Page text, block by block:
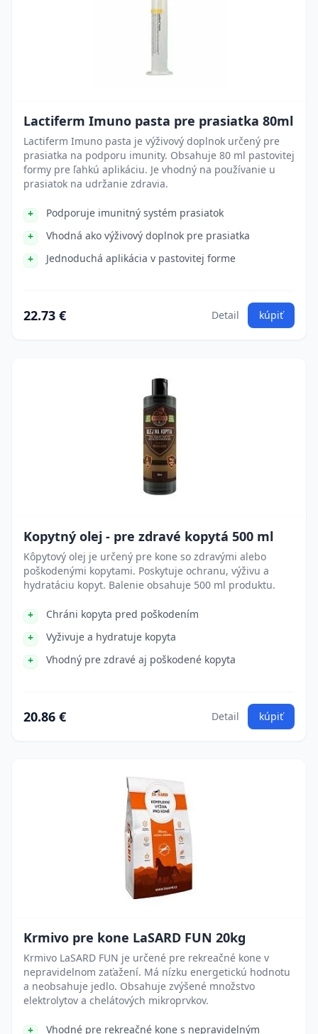
Lactiferm Imuno pasta pre prasiatka 80ml
Lactiferm Imuno pasta je výživový doplnok určený pre
prasiatka na podporu imunity. Obsahuje 80 ml pastovitej
formy pre ľahkú aplikáciu. Je vhodný na používanie u
prasiatok na udržanie zdravia.
Podporuje imunitný systém prasiatok
Vhodná ako výživový doplnok pre prasiatka
Jednoduchá aplikácia v pastovitej forme
22.73 € Detail kúpiť
Kopytný olej - pre zdravé kopytá 500 ml
Kôpytový olej je určený pre kone so zdravými alebo
poškodenými kopytami. Poskytuje ochranu, výživu a
hydratáciu kopyt. Balenie obsahuje 500 ml produktu.
Chráni kopyta pred poškodením
Vyživuje a hydratuje kopyta
Vhodný pre zdravé aj poškodené kopyta
20.86 € Detail kúpiť
Krmivo pre kone LaSARD FUN 20kg
Krmivo LaSARD FUN je určené pre rekreačné kone v
nepravidelnom zaťažení. Má nízku energetickú hodnotu
a neobsahuje jedlo. Obsahuje zvýšené množstvo
elektrolytov a chelátových mikroprvkov.
Vhodné pre rekreačné kone s nepravidelným